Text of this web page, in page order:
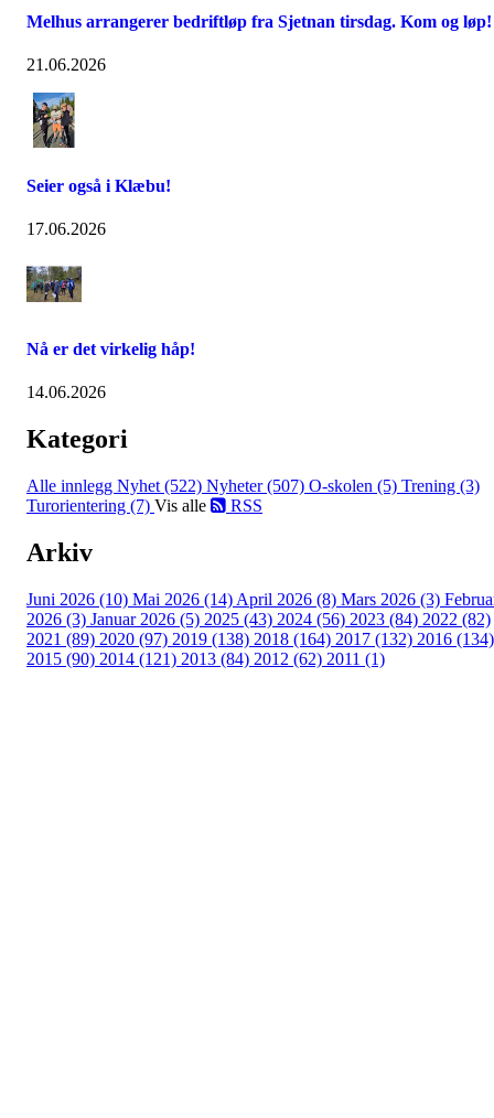
Melhus arrangerer bedriftløp fra Sjetnan tirsdag. Kom og løp!
21.06.2026
Seier også i Klæbu!
17.06.2026
Nå er det virkelig håp!
14.06.2026
Kategori
Alle innlegg Nyhet (522) Nyheter (507) O-skolen (5) Trening (3)
Turorientering (7) Vis alle RSS
Arkiv
Juni 2026 (10) Mai 2026 (14) April 2026 (8) Mars 2026 (3)
2026 (3) Januar 2026 (5) 2025 (43) 2024 (56) 2023 (84) 2022 (82)
2021 (89) 2020 (97) 2019 (138) 2018 (164) 2017 (132) 2016 (134)
2015 (90) 2014 (121) 2013 (84) 2012 (62) 2011 (1)